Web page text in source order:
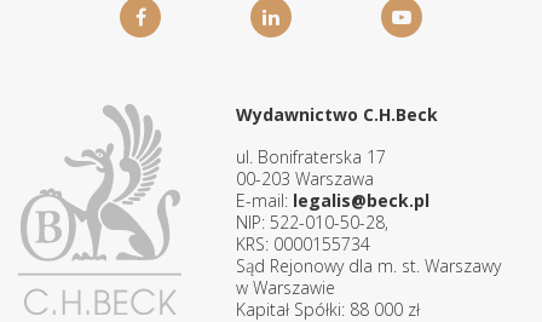
Wydawnictwo C.H.Beck
ul. Bonifraterska 17
00-203 Warszawa
E-mail: legalis@beck.pl
NIP: 522-010-50-28,
KRS: 0000155734
Sąd Rejonowy dla m. st. Warszawy
w Warszawie
Kapitał Spółki: 88 000 zł